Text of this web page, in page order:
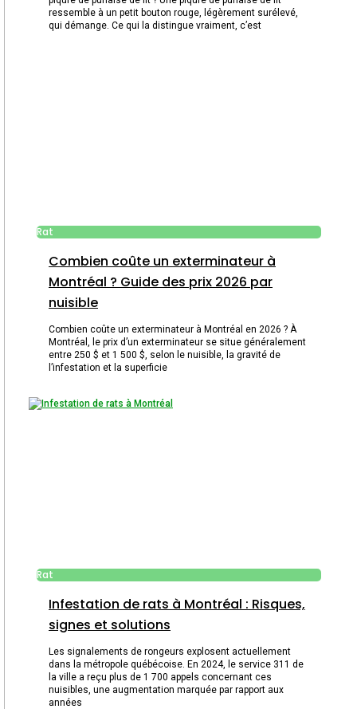
ressemble à un petit bouton rouge, légèrement surélevé,
qui démange. Ce qui la distingue vraiment, c’est
Rat
Combien coûte un exterminateur à
Montréal ? Guide des prix 2026 par
nuisible
Combien coûte un exterminateur à Montréal en 2026 ? À
Montréal, le prix d’un exterminateur se situe généralement
entre 250 $ et 1 500 $, selon le nuisible, la gravité de
l’infestation et la superficie
Rat
Infestation de rats à Montréal : Risques,
signes et solutions
Les signalements de rongeurs explosent actuellement
dans la métropole québécoise. En 2024, le service 311 de
la ville a reçu plus de 1 700 appels concernant ces
nuisibles, une augmentation marquée par rapport aux
années